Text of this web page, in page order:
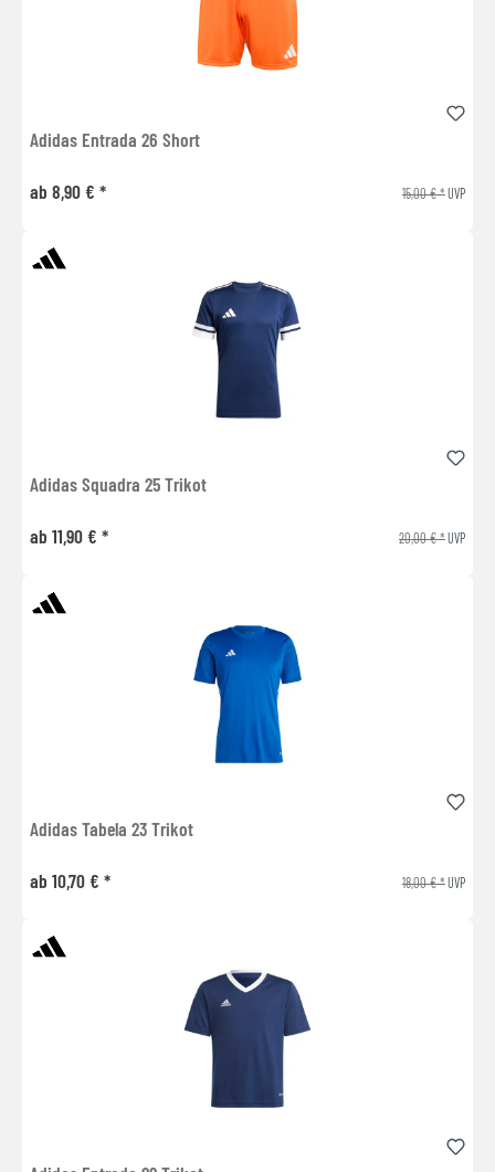
Adidas Entrada 26 Short
ab 8,90 € * 15,00 € *UVP
Adidas Squadra 25 Trikot
ab 11,90 € * 20,00 € *UVP
Adidas Tabela 23 Trikot
ab 10,70 € * 18,00 € *UVP